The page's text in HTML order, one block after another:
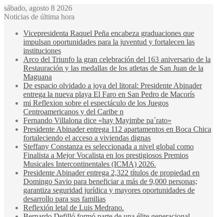
sábado, agosto 8 2026
Noticias de última hora
Vicepresidenta Raquel Peña encabeza graduaciones que
impulsan oportunidades para la juventud y fortalecen las
instituciones
Arco del Triunfo la gran celebración del 163 aniversario de la
Restauración y las medallas de los atletas de San Juan de la
Maguana
De espacio olvidado a joya del litoral: Presidente Abinader
entrega la nueva playa El Faro en San Pedro de Macorís
mi Reflexion sobre el espectáculo de los Juegos
Centroamericanos y del Caribe n
Fernando Villalona dice «hay Mayimbe pa´rato»
Presidente Abinader entrega 112 apartamentos en Boca Chica
fortaleciendo el acceso a viviendas dignas
Steffany Constanza es seleccionada a nivel global como
Finalista a Mejor Vocalista en los prestigiosos Premios
Musicales Intercontinentales (ICMA) 2026.
Presidente Abinader entrega 2,322 títulos de propiedad en
Domingo Savio para beneficiar a más de 9,000 personas;
garantiza seguridad jurídica y mayores oportunidades de
desarrollo para sus familias
Reflexión letal de Luis Medrano.